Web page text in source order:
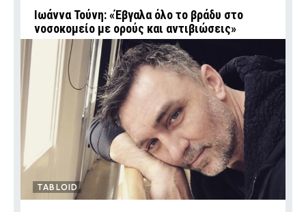
Ιωάννα Τούνη: «Έβγαλα όλο το βράδυ στο
νοσοκομείο με ορούς και αντιβιώσεις»
TABLOID